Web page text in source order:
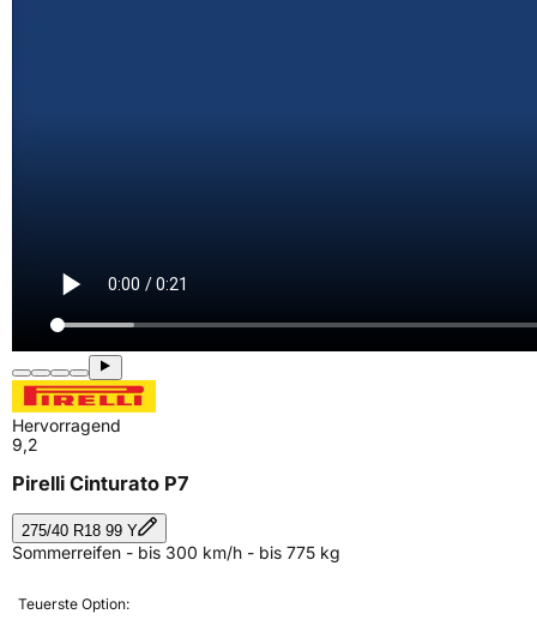
Hervorragend
9,2
Pirelli Cinturato P7
275/40 R18 99 Y
Sommerreifen - bis 300 km/h - bis 775 kg
Teuerste Option: